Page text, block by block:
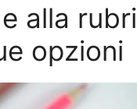
alla
opzioni